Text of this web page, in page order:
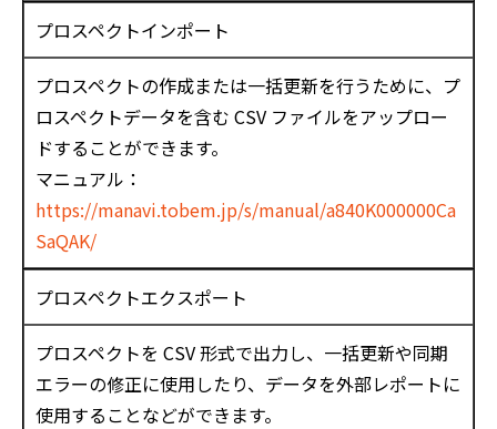
プロスペクトインポート
プロスペクトの作成または一括更新を行うために、プ
ロスペクトデータを含む CSV ファイルをアップロー
ドすることができます。
マニュアル：
https://manavi.tobem.jp/s/manual/a840K000000Ca
SaQAK/
プロスペクトエクスポート
プロスペクトを CSV 形式で出力し、一括更新や同期
エラーの修正に使用したり、データを外部レポートに
使用することなどができます。